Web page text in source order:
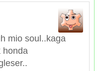
mio soul..kaga
honda